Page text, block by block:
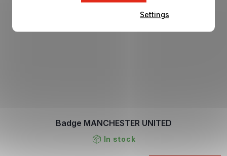
Settings
Badge MANCHESTER UNITED
In stock